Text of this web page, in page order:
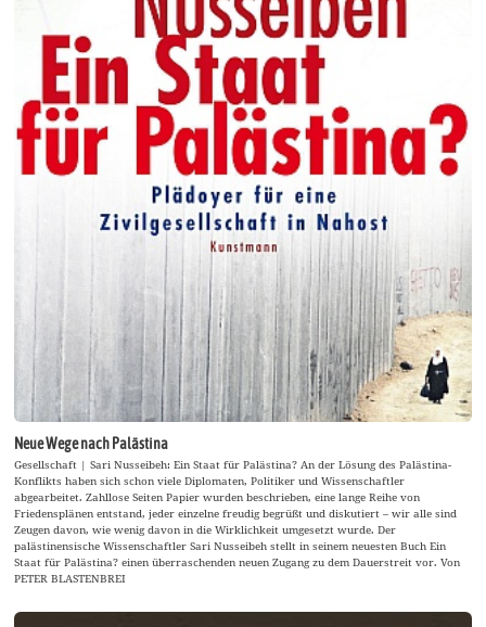
Neue Wege nach Palästina
Gesellschaft | Sari Nusseibeh: Ein Staat für Palästina? An der Lösung des Palästina-
Konflikts haben sich schon viele Diplomaten, Politiker und Wissenschaftler
abgearbeitet. Zahllose Seiten Papier wurden beschrieben, eine lange Reihe von
Friedensplänen entstand, jeder einzelne freudig begrüßt und diskutiert – wir alle sind
Zeugen davon, wie wenig davon in die Wirklichkeit umgesetzt wurde. Der
palästinensische Wissenschaftler Sari Nusseibeh stellt in seinem neuesten Buch Ein
Staat für Palästina? einen überraschenden neuen Zugang zu dem Dauerstreit vor. Von
PETER BLASTENBREI